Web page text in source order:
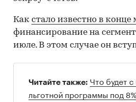
Как стало известно в конце
финансирование на
июле. В этом случае он
Читайте также: Что будет
льготной программы под 8%